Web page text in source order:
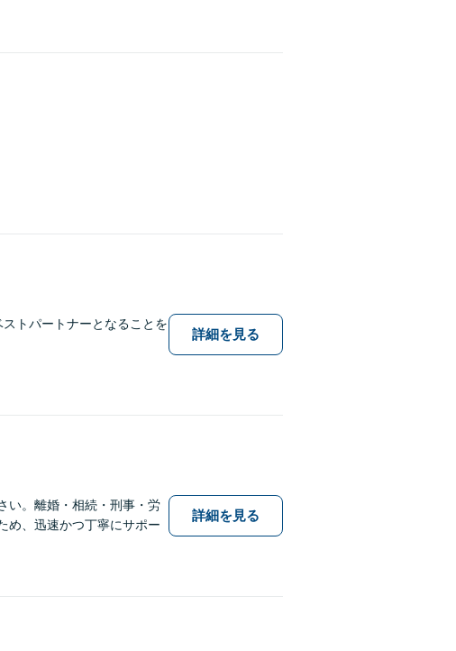
トパートナーとなることを
詳細を見る
い。離婚・相続・刑事・労
め、迅速かつ丁寧にサポー
詳細を見る